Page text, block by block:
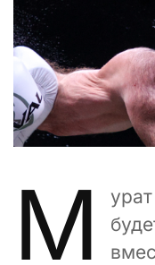
М